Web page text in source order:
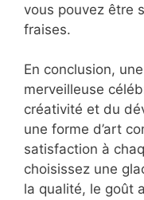
vous pouvez être
fraises.
En conclusion,
merveilleuse
créativité et du
une forme d’art
satisfaction à
choisissez une
la qualité, le goût